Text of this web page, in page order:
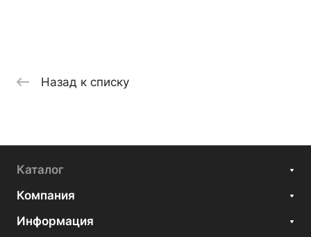
Назад к списку
Каталог
Компания
Информация